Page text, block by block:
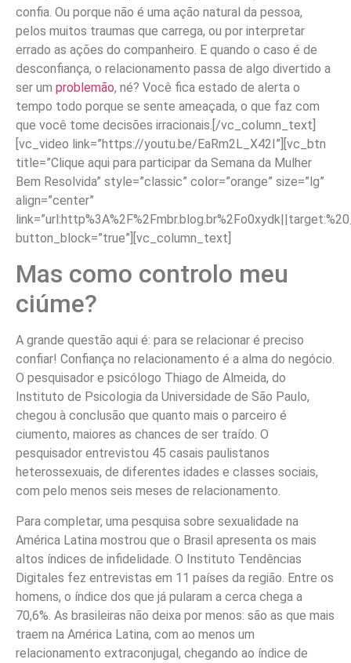
confia. Ou porque não é uma ação natural da pessoa,
pelos muitos traumas que carrega, ou por interpretar
errado as ações do companheiro. E quando o caso é de
desconfiança, o relacionamento passa de algo divertido a
ser um problemão, né? Você fica estado de alerta o
tempo todo porque se sente ameaçada, o que faz com
que você tome decisões irracionais.[/vc_column_text]
[vc_video link=”https://youtu.be/EaRm2L_X42I”][vc_btn
title=”Clique aqui para participar da Semana da Mulher
Bem Resolvida” style=”classic” color=”orange” size=”lg”
align=”center”
button_block=”true”][vc_column_text]
Mas como controlo meu
ciúme?
A grande questão aqui é: para se relacionar é preciso
confiar! Confiança no relacionamento é a alma do negócio.
O pesquisador e psicólogo Thiago de Almeida, do
Instituto de Psicologia da Universidade de São Paulo,
chegou à conclusão que quanto mais o parceiro é
ciumento, maiores as chances de ser traído. O
pesquisador entrevistou 45 casais paulistanos
heterossexuais, de diferentes idades e classes sociais,
com pelo menos seis meses de relacionamento.
Para completar, uma pesquisa sobre sexualidade na
América Latina mostrou que o Brasil apresenta os mais
altos índices de infidelidade. O Instituto Tendências
Digitales fez entrevistas em 11 países da região. Entre os
homens, o índice dos que já pularam a cerca chega a
70,6%. As brasileiras não deixa por menos: são as que mais
traem na América Latina, com ao menos um
relacionamento extraconjugal, chegando ao índice de